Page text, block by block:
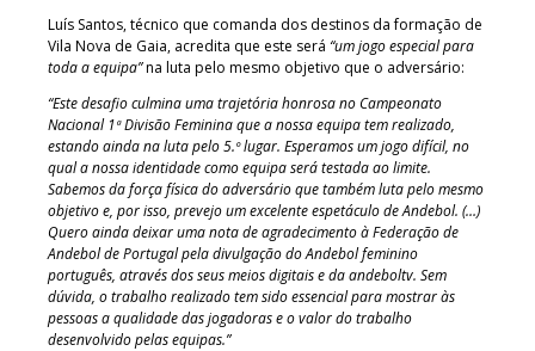
Luís Santos, técnico que comanda dos destinos da formação de
Vila Nova de Gaia, acredita que este será “um jogo especial para
toda a equipa”na luta pelo mesmo objetivo que o adversário:
“Este desafio culmina uma trajetória honrosa no Campeonato
Nacional 1ª Divisão Feminina que a nossa equipa tem realizado,
estando ainda na luta pelo 5.º lugar. Esperamos um jogo difícil, no
qual a nossa identidade como equipa será testada ao limite.
Sabemos da força física do adversário que também luta pelo mesmo
objetivo e, por isso, prevejo um excelente espetáculo de Andebol. (…)
Quero ainda deixar uma nota de agradecimento à Federação de
Andebol de Portugal pela divulgação do Andebol feminino
português, através dos seus meios digitais e da andeboltv. Sem
dúvida, o trabalho realizado tem sido essencial para mostrar às
pessoas a qualidade das jogadoras e o valor do trabalho
desenvolvido pelas equipas.”